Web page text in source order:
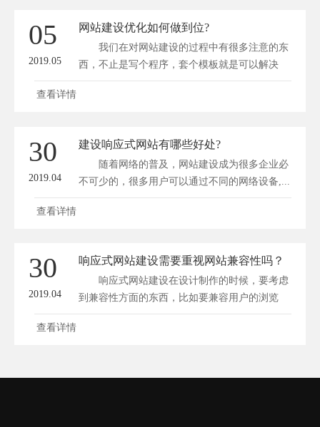
05
2019.05
网站建设优化如何做到位?
我们在对网站建设的过程中有很多注意的东
西，不止是写个程序，套个模板就是可以解决
的...
查看详情
30
2019.04
建设响应式网站有哪些好处?
随着网络的普及，网站建设成为很多企业必
不可少的，很多用户可以通过不同的网络设备,...
查看详情
30
2019.04
响应式网站建设需要重视网站兼容性吗？
响应式网站建设在设计制作的时候，要考虑
到兼容性方面的东西，比如要兼容用户的浏览
器...
查看详情